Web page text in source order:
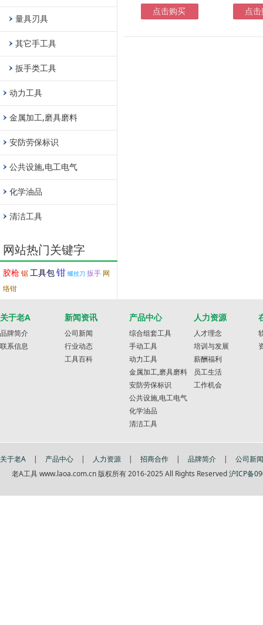
量具刃具
其它手工具
扳手类工具
动力工具
金属加工,磨具磨料
安防劳保标识
公共设施,电工电气
化学油品
清洁工具
网站热门关键字
胶枪锯工具包钳 螺丝刀 扳手 网
络钳
点击购买 点
关于老A
品牌简介
联系信息
新闻资讯
公司新闻
行业动态
工具百科
产品中心
综合组套工具
手动工具
动力工具
金属加工,磨具磨料
安防劳保标识
公共设施,电工电气
化学油品
清洁工具
人力资源
人才理念
培训与发展
薪酬福利
员工生活
工作机会
关于老A | 产品中心 | 人力资源 | 招商合作 | 品牌简介 |
公司新闻
老A工具 www.laoa.com.cn 版权所有 2016-2025 All Rights Reserved沪ICP备